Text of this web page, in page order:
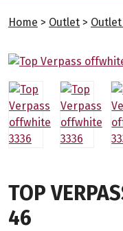
Home > Outlet >
TOP
46